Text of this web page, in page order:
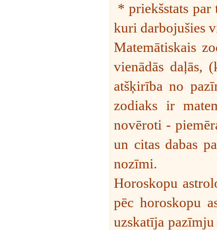
*priekšstats
kuri darbojušies
Matemātiskais
vienādās daļās,
atšķirība no
zodiaks ir
novēroti -
un citas dabas
nozīmi.
Horoskopu
pēc horoskopu
uzskatīja